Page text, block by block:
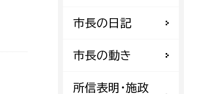
まちづくりに関わりたい
都市計画課
市長の日記
市長の動き
所信表明・施政